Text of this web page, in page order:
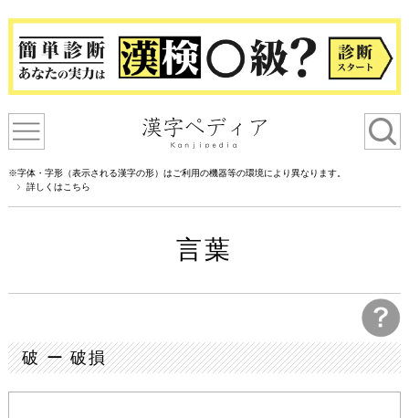
※字体・字形（表示される漢字の形）はご利用の機器等の環境により異なります。
詳しくはこちら
言葉
破 ー 破損